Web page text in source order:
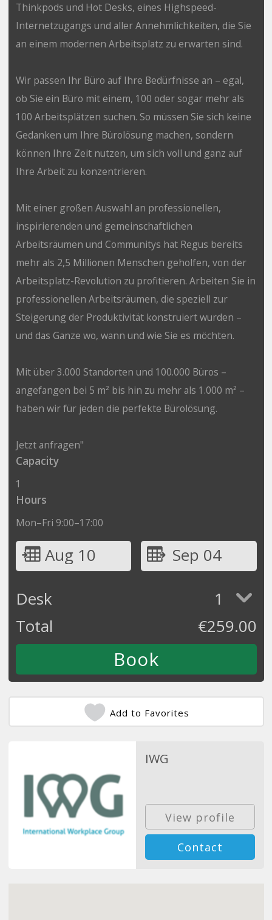
Thinkpods und Hot Desks, eines Highspeed-
Internetzugangs und aller Annehmlichkeiten, die Sie
an einem modernen Arbeitsplatz zu erwarten sind.
Wir passen Ihr Büro auf Ihre Bedürfnisse an – egal,
ob Sie ein Büro mit einem, 100 oder sogar mehr als
100 Arbeitsplätzen suchen. So müssen Sie sich keine
Gedanken um Ihre Bürolösung machen, sondern
können Ihre Zeit nutzen, um sich voll und ganz auf
Ihre Arbeit zu konzentrieren.
Mit einer großen Auswahl an professionellen,
inspirierenden und gemeinschaftlichen
Arbeitsräumen und Communitys hat Regus bereits
mehr als 2,5 Millionen Menschen geholfen, von der
Arbeitsplatz-Revolution zu profitieren. Arbeiten Sie in
professionellen Arbeitsräumen, die speziell zur
Steigerung der Produktivität konstruiert wurden –
und das Ganze wo, wann und wie Sie es möchten.
Mit über 3.000 Standorten und 100.000 Büros –
angefangen bei 5 m² bis hin zu mehr als 1.000 m² –
haben wir für jeden die perfekte Bürolösung.
Jetzt anfragen"
Capacity
1
Hours
Mon–Fri 9:00–17:00
Aug 10
Sep 04
Desk
1
Total
€259.00
Add to Favorites
IWG
View profile
Contact